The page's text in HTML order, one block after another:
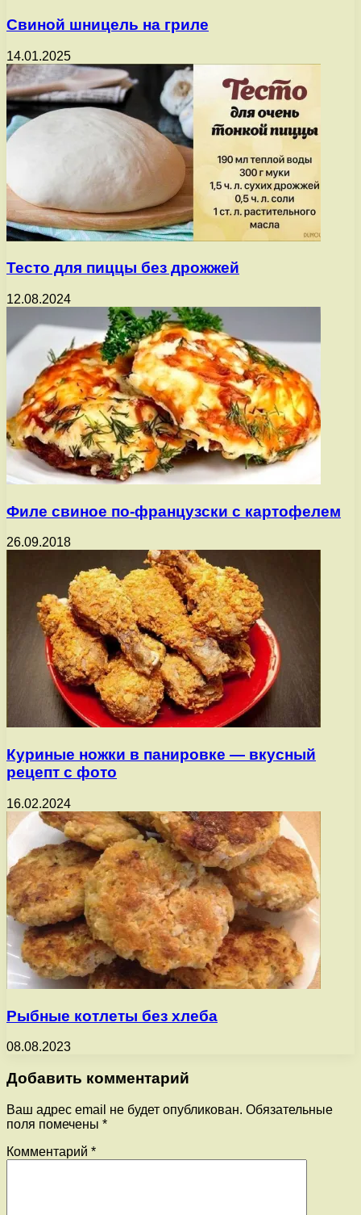
Свиной шницель на гриле
14.01.2025
Тесто для пиццы без дрожжей
12.08.2024
Филе свиное по-французски с картофелем
26.09.2018
Куриные ножки в панировке — вкусный
рецепт с фото
16.02.2024
Рыбные котлеты без хлеба
08.08.2023
Добавить комментарий
Ваш адрес email не будет опубликован. Обязательные
поля помечены *
Комментарий *